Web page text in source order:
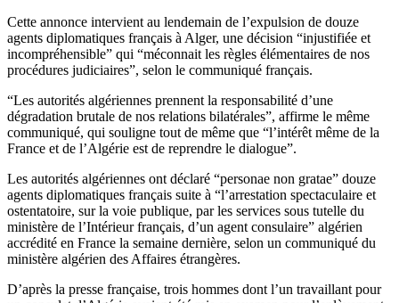
Cette annonce intervient au lendemain de l’expulsion de douze
agents diplomatiques français à Alger, une décision “injustifiée et
incompréhensible” qui “méconnait les règles élémentaires de nos
procédures judiciaires”, selon le communiqué français.
“Les autorités algériennes prennent la responsabilité d’une
dégradation brutale de nos relations bilatérales”, affirme le même
communiqué, qui souligne tout de même que “l’intérêt même de la
France et de l’Algérie est de reprendre le dialogue”.
Les autorités algériennes ont déclaré “personae non gratae” douze
agents diplomatiques français suite à “l’arrestation spectaculaire et
ostentatoire, sur la voie publique, par les services sous tutelle du
ministère de l’Intérieur français, d’un agent consulaire” algérien
accrédité en France la semaine dernière, selon un communiqué du
ministère algérien des Affaires étrangères.
D’après la presse française, trois hommes dont l’un travaillant pour